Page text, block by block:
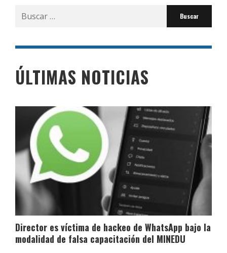
Buscar
por:
ÚLTIMAS NOTICIAS
Director es víctima de hackeo de WhatsApp bajo la
modalidad de falsa capacitación del MINEDU